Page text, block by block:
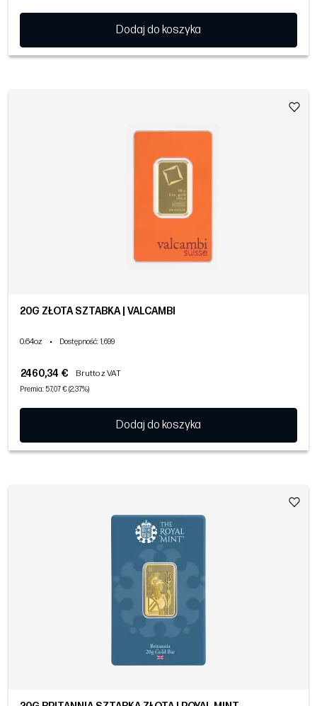
Dodaj do koszyka
20G ZŁOTA SZTABKA | VALCAMBI
0.64oz • Dostępność: 1,699
2460,34 € Brutto z VAT
Premia: 57,07 € (2,37%)
Dodaj do koszyka